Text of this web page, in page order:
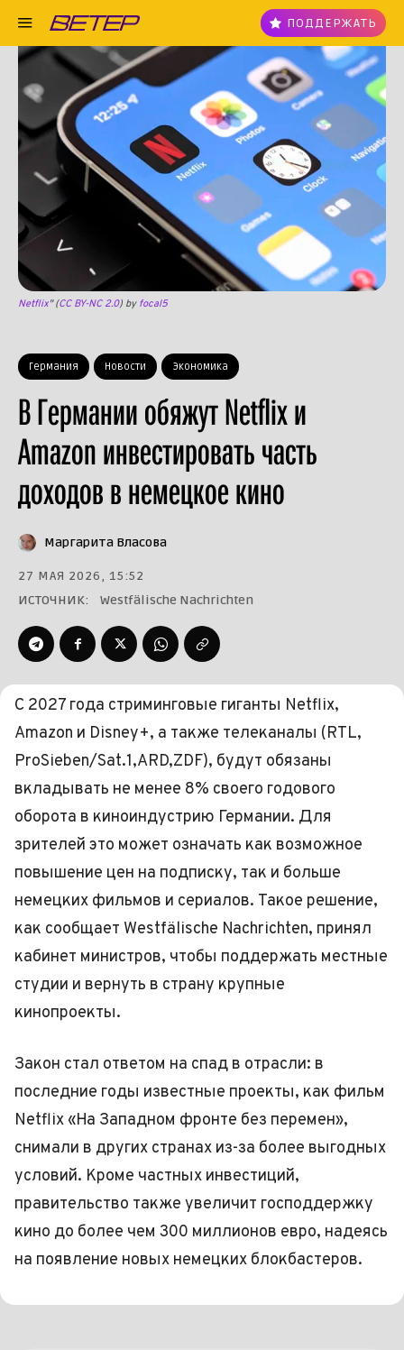
ПОДДЕРЖАТЬ
Германия Новости Экономика
В Германии обяжут Netflix и
Amazon инвестировать часть
доходов в немецкое кино
Netflix" (CC BY-NC 2.0) by focal5
Маргарита Власова
27 МАЯ 2026, 15:52
ИСТОЧНИК:
Westfälische Nachrichten
С 2027 года стриминговые гиганты Netflix,
Amazon и Disney+, а также телеканалы (RTL,
ProSieben/Sat.1,ARD,ZDF), будут обязаны
вкладывать не менее 8% своего годового
оборота в киноиндустрию Германии. Для
зрителей это может означать как возможное
повышение цен на подписку, так и больше
немецких фильмов и сериалов. Такое решение,
как сообщает Westfälische Nachrichten, принял
кабинет министров, чтобы поддержать местные
студии и вернуть в страну крупные
кинопроекты.
Закон стал ответом на спад в отрасли: в
последние годы известные проекты, как фильм
Netflix «На Западном фронте без перемен»,
снимали в других странах из-за более выгодных
условий. Кроме частных инвестиций,
правительство также увеличит господдержку
кино до более чем 300 миллионов евро, надеясь
на появление новых немецких блокбастеров.